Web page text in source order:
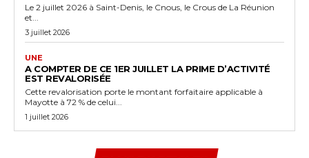
Le 2 juillet 2026 à Saint-Denis, le Cnous, le Crous de La Réunion
et...
3 juillet 2026
UNE
A COMPTER DE CE 1ER JUILLET LA PRIME D’ACTIVITÉ
EST REVALORISÉE
Cette revalorisation porte le montant forfaitaire applicable à
Mayotte à 72 % de celui...
1 juillet 2026